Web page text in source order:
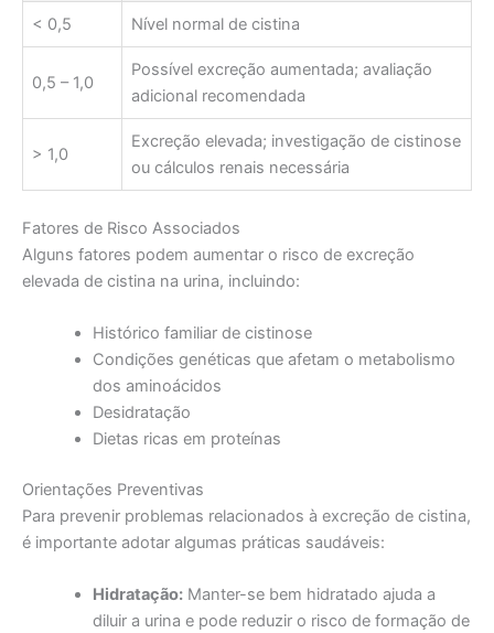
< 0,5 Nível normal de cistina
0,5 – 1,0
Possível excreção aumentada; avaliação
adicional recomendada
> 1,0
Excreção elevada; investigação de cistinose
ou cálculos renais necessária
Fatores de Risco Associados
Alguns fatores podem aumentar o risco de excreção
elevada de cistina na urina, incluindo:
Histórico familiar de cistinose
Condições genéticas que afetam o metabolismo
dos aminoácidos
Desidratação
Dietas ricas em proteínas
Orientações Preventivas
Para prevenir problemas relacionados à excreção de cistina,
é importante adotar algumas práticas saudáveis:
Hidratação:Manter-se bem hidratado ajuda a
diluir a urina e pode reduzir o risco de formação de